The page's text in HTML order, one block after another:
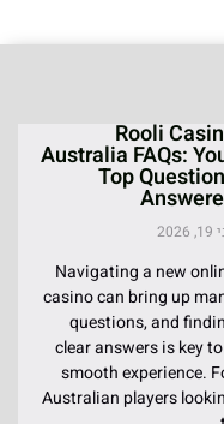
Rooli
Australia FAQs:
Top
Navigating a new
casino can bring up
questions, and
clear answers is key
smooth experience.
Australian players